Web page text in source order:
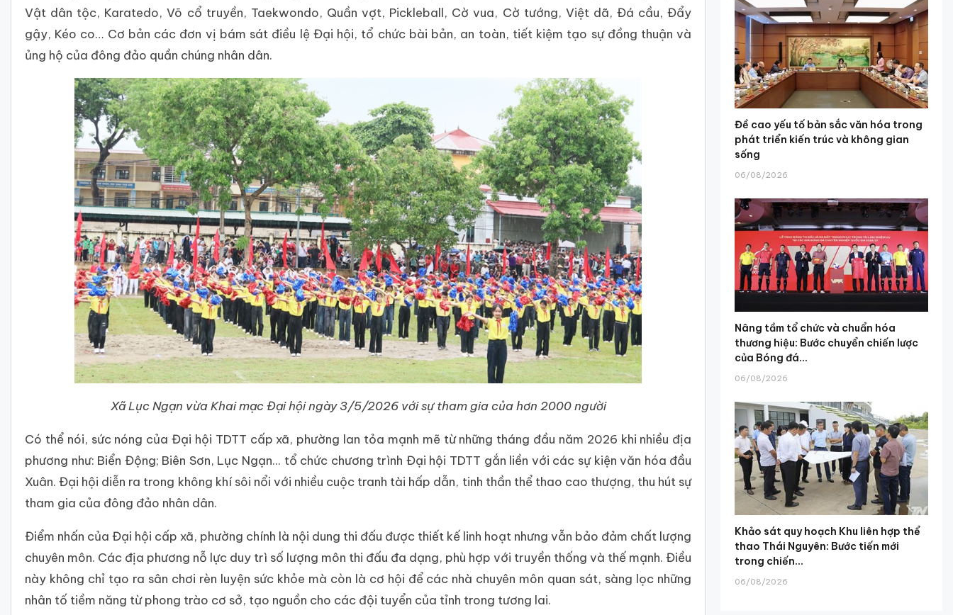
Vật dân tộc, Karatedo, Võ cổ truyền, Taekwondo, Quần vợt, Pickleball, Cờ vua, Cờ tướng, Việt dã, Đá cầu, Đẩy
gậy, Kéo co… Cơ bản các đơn vị bám sát điều lệ Đại hội, tổ chức bài bản, an toàn, tiết kiệm tạo sự đồng thuận và
ủng hộ của đông đảo quần chúng nhân dân.
Xã Lục Ngạn vừa Khai mạc Đại hội ngày 3/5/2026 với sự tham gia của hơn 2000 người
Có thể nói, sức nóng của Đại hội TDTT cấp xã, phường lan tỏa mạnh mẽ từ những tháng đầu năm 2026 khi nhiều địa
phương như: Biển Động; Biên Sơn, Lục Ngạn... tổ chức chương trình Đại hội TDTT gắn liền với các sự kiện văn hóa đầu
Xuân. Đại hội diễn ra trong không khí sôi nổi với nhiều cuộc tranh tài hấp dẫn, tinh thần thể thao cao thượng, thu hút sự
tham gia của đông đảo nhân dân.
Điểm nhấn của Đại hội cấp xã, phường chính là nội dung thi đấu được thiết kế linh hoạt nhưng vẫn bảo đảm chất lượng
chuyên môn. Các địa phương nỗ lực duy trì số lượng môn thi đấu đa dạng, phù hợp với truyền thống và thế mạnh. Điều
này không chỉ tạo ra sân chơi rèn luyện sức khỏe mà còn là cơ hội để các nhà chuyên môn quan sát, sàng lọc những
nhân tố tiềm năng từ phong trào cơ sở, tạo nguồn cho các đội tuyển của tỉnh trong tương lai.
Đề cao yếu tố bản sắc văn hóa trong
phát triển kiến trúc và không gian
sống
06/08/2026
Nâng tầm tổ chức và chuẩn hóa
thương hiệu: Bước chuyển chiến lược
của Bóng đá...
06/08/2026
Khảo sát quy hoạch Khu liên hợp thể
thao Thái Nguyên: Bước tiến mới
trong chiến...
06/08/2026